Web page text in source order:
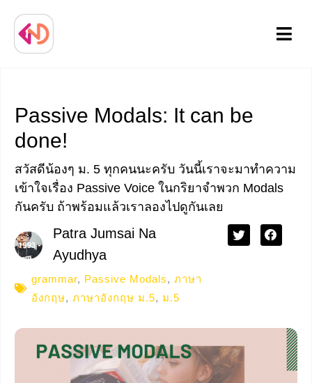
Menu
Passive Modals: It can be
done!
สวัสดีน้องๆ ม. 5 ทุกคนนะครับ วันนี้เราจะมาทำความ
เข้าใจเรื่อง Passive Voice ในกริยาจำพวก Modals
กันครับ ถ้าพร้อมแล้วเราลองไปดูกันเลย
Patra Jumsai Na
Ayudhya
grammar, Passive Modals, ภาษา
อังกฤษ, ภาษาอังกฤษ ม.5, ม.5